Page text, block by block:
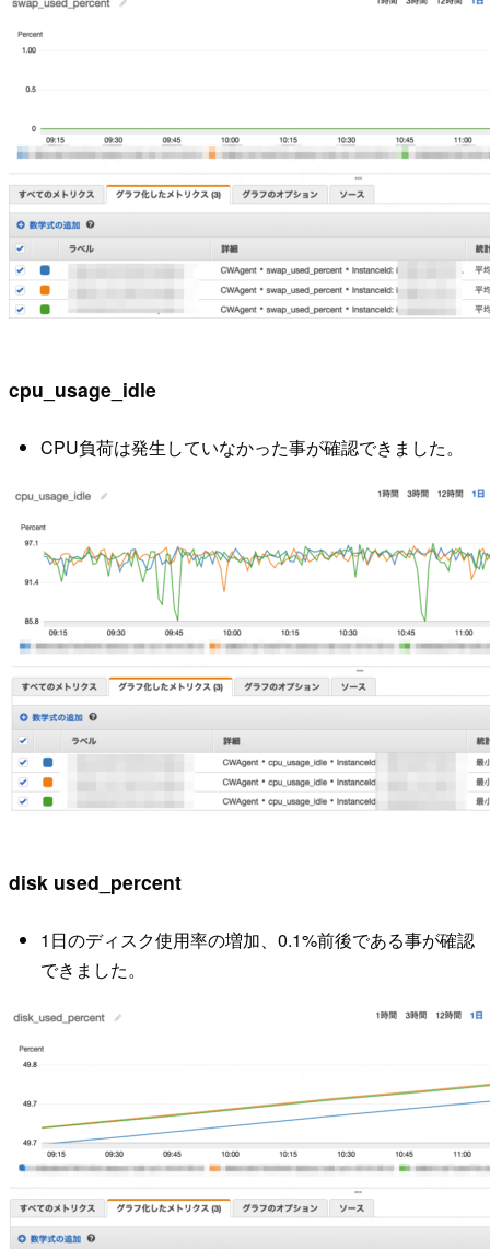
cpu_usage_idle
CPU負荷は発生していなかった事が確認できました。
disk used_percent
1日のディスク使用率の増加、0.1%前後である事が確認
できました。